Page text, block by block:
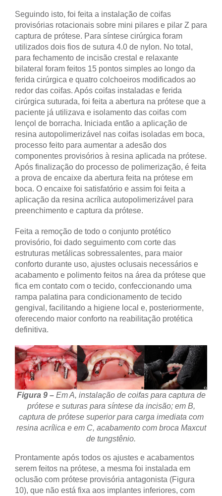
Seguindo isto, foi feita a instalação de coifas
provisórias rotacionais sobre mini pilares e pilar Z para
captura de prótese. Para síntese cirúrgica foram
utilizados dois fios de sutura 4.0 de nylon. No total,
para fechamento de incisão crestal e relaxante
bilateral foram feitos 15 pontos simples ao longo da
ferida cirúrgica e quatro colchoeiros modificados ao
redor das coifas. Após coifas instaladas e ferida
cirúrgica suturada, foi feita a abertura na prótese que a
paciente já utilizava e isolamento das coifas com
lençol de borracha. Iniciada então a aplicação de
resina autopolimerizável nas coifas isoladas em boca,
processo feito para aumentar a adesão dos
componentes provisórios à resina aplicada na prótese.
Após finalização do processo de polimerização, é feita
a prova de encaixe da abertura feita na prótese em
boca. O encaixe foi satisfatório e assim foi feita a
aplicação da resina acrílica autopolimerizável para
preenchimento e captura da prótese.
Feita a remoção de todo o conjunto protético
provisório, foi dado seguimento com corte das
estruturas metálicas sobressalentes, para maior
conforto durante uso, ajustes oclusais necessários e
acabamento e polimento feitos na área da prótese que
fica em contato com o tecido, confeccionando uma
rampa palatina para condicionamento de tecido
gengival, facilitando a higiene local e, posteriormente,
oferecendo maior conforto na reabilitação protética
definitiva.
Figura 9 –Em A, instalação de coifas para captura de
prótese e suturas para síntese da incisão; em B,
captura de prótese superior para carga imediata com
resina acrílica e em C, acabamento com broca Maxcut
de tungstênio.
Prontamente após todos os ajustes e acabamentos
serem feitos na prótese, a mesma foi instalada em
oclusão com prótese provisória antagonista (Figura
10), que não está fixa aos implantes inferiores, com